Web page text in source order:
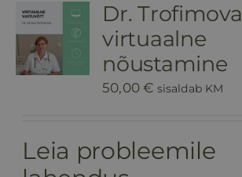
HINNAKIRI
BLOGI
Dr. Trofimova
virtuaalne
nõustamine
50,00€ sisaldab KM
Leia probleemile